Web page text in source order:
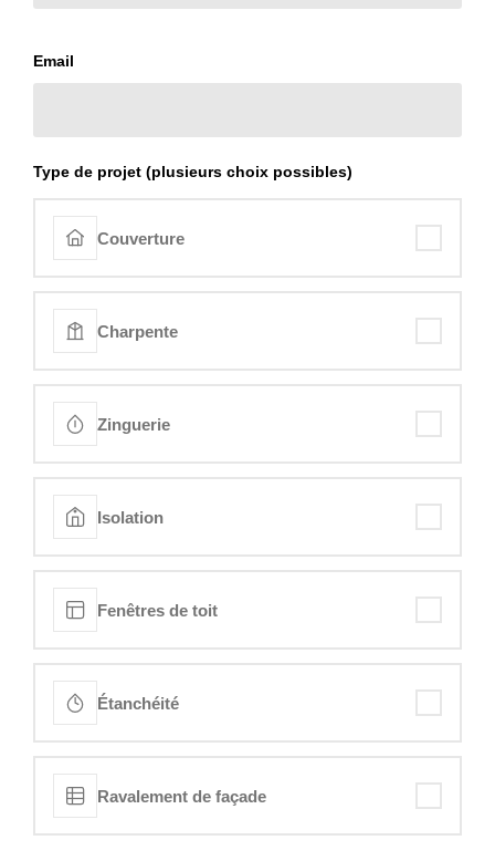
Email
Type de projet (plusieurs choix possibles)
Couverture
Charpente
Zinguerie
Isolation
Fenêtres de toit
Étanchéité
Ravalement de façade